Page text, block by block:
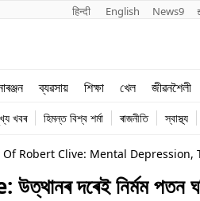
हिन्दी English News9
ব্যৱসায় শিক্ষা খেল জীৱনশৈলী
ব্যৱসায়
খবৰ হিমন্ত বিশ্ব শৰ্মা ৰাজনীতি স্বাস্থ্য
Of Robert Clive: Mental
দৰেই নিৰ্মম পতন